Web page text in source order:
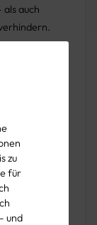
zu
für
und
auch
bei Tag
sich
und
und